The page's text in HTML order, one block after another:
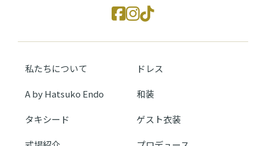
私たちについて ドレス
A by Hatsuko Endo 和装
タキシード ゲスト衣装